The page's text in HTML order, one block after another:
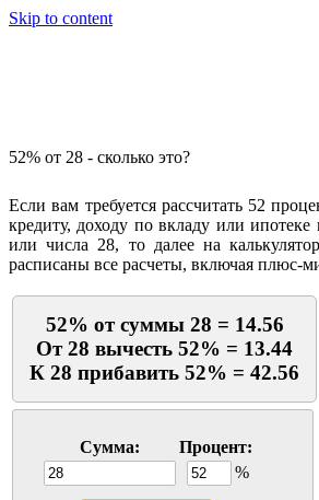
Skip to content
52% от 28 - сколько это?
Если вам требуется рассчитать 52
кредиту, доходу по вкладу или
или числа 28, то далее на
расписаны все расчеты, включая плюс-
52% от суммы 28 = 14.56
От 28 вычесть 52% = 13.44
К 28 прибавить 52% = 42.56
Сумма:
Процент:
%